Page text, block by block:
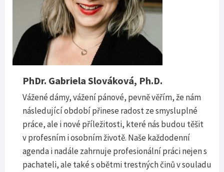
PhDr. Gabriela Slováková, Ph.D.
Vážené dámy, vážení pánové, pevně věřím, že nám
následující období přinese radost ze smysluplné
práce, ale i nové příležitosti, které nás budou těšit
v profesním i osobním životě. Naše každodenní
agenda i nadále zahrnuje profesionální práci nejen s
pachateli, ale také s obětmi trestných činů v souladu